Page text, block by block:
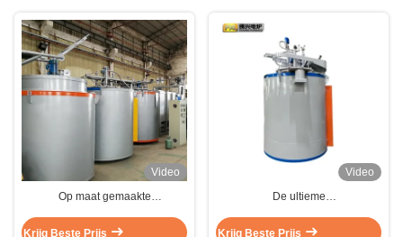
Video
Op maat gemaakte
vacuümnitriderende
Krijg Beste Prijs
Video
De ultieme
voor werkvormen en
Krijg Beste Prijs